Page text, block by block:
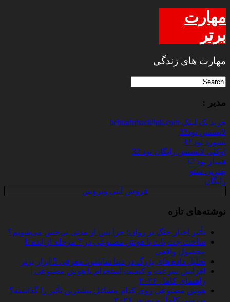
مهارت
برتر
مهارت های زندگی
مدیر :
خرید بک لینک behtarinbacklink.com
لایسنس نود32
پسورد نود 32
اوکلی لایسنس رایگان نود 32
همیار نود 32
بهترین سئو
رایگان
فروش آنتی ویروس
نوشته‌های تازه
تأثیر اخبار جنگ بر روان؛ چرا پس از مدتی بی‌حس می‌شویم؟
ساخت چت‌ بات با هوش مصنوعی در 7 مرحله از ایده تا
محصول واقعی
تحلیل داده‌ های بزرگ در دیتا ساینس: معرفی 5 ابزار برتر
افزایش سرعت و کیفیت استخدام با هوش مصنوعی |
راهنمای کامل ۲۰۲۶
هوش مصنوعی روی کدام مشاغل بیشترین تأثیر را گذاشته؟
بررسی کامل و به‌روز ۲۰۲۶